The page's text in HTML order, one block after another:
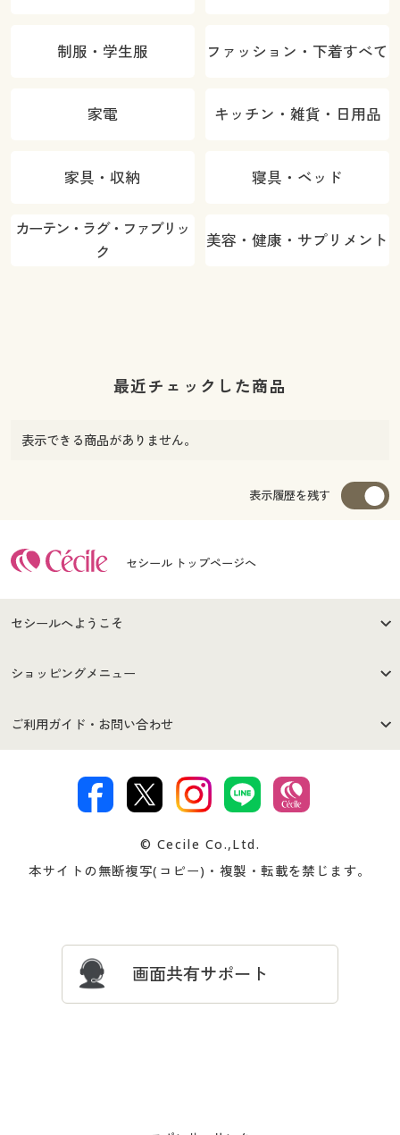
制服・学生服 ファッション・下着すべて
家電 キッチン・雑貨・日用品
家具・収納 寝具・ベッド
カーテン・ラグ・ファブリッ
ク
美容・健康・サプリメント
最近チェックした商品
表示できる商品がありません。
表示履歴を残す
セシール トップページへ
セシールへようこそ
はじめての方へ
セシールご利用規約
著作権・商標について 会社案内
ショッピングメニュー
商品カテゴリ
プレゼント＆キャンペーン サイトマップ
ご利用ガイド・お問い合わせ
交換・返品は お支払は
ついて
忘れの場合
© Cecile Co.,Ltd.
本サイトの無断複写(コピー)・複製・転載を禁じます。
画面共有サポート